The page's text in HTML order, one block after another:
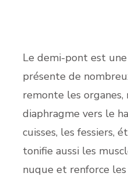
Le demi-pont est
présente de
remonte les organes,
diaphragme vers le
cuisses, les fessiers,
tonifie aussi les
nuque et renforce